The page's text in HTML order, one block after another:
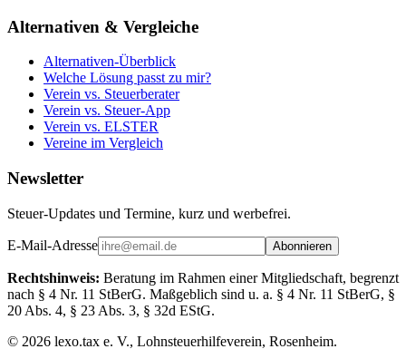
Alternativen & Vergleiche
Alternativen-Überblick
Welche Lösung passt zu mir?
Verein vs. Steuerberater
Verein vs. Steuer-App
Verein vs. ELSTER
Vereine im Vergleich
Newsletter
Steuer-Updates und Termine, kurz und werbefrei.
E-Mail-Adresse Abonnieren
Rechtshinweis: Beratung im Rahmen einer Mitgliedschaft, begrenzt
nach § 4 Nr. 11 StBerG. Maßgeblich sind u. a. § 4 Nr. 11 StBerG, §
20 Abs. 4, § 23 Abs. 3, § 32d EStG.
© 2026 lexo.tax e. V., Lohnsteuerhilfeverein, Rosenheim.